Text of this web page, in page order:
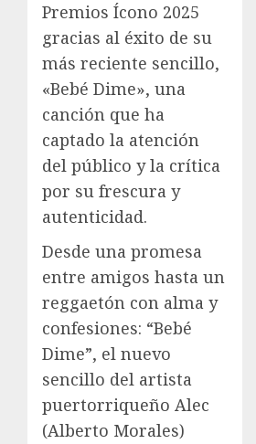
Premios Ícono 2025
gracias al éxito de su
más reciente sencillo,
«Bebé Dime», una
canción que ha
captado la atención
del público y la crítica
por su frescura y
autenticidad.
Desde una promesa
entre amigos hasta un
reggaetón con alma y
confesiones: “Bebé
Dime”, el nuevo
sencillo del artista
puertorriqueño Alec
(Alberto Morales)